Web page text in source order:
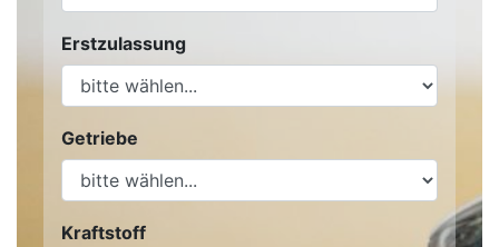
Erstzulassung
Getriebe
Kraftstoff